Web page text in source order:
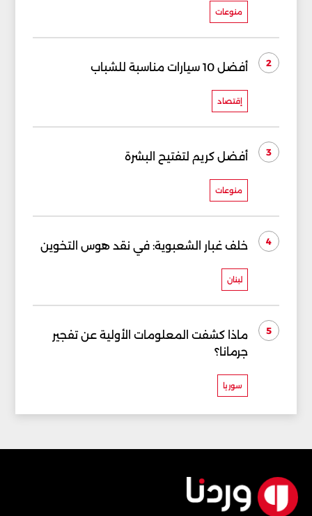
منوعات
2 أفضل 10 سيارات مناسبة للشباب
إقتصاد
3 أفضل كريم لتفتيح البشرة
منوعات
4 خلف غبار الشعبوية: في نقد هوس التخوين
لبنان
5
ماذا كشفت المعلومات الأولية عن تفجير
جرمانا؟
سوريا